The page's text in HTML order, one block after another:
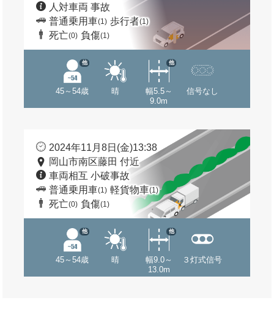
人対車両 事故
普通乗用車(1) 歩行者(1)
死亡(0) 負傷(1)
45～54歳
他
晴
幅5.5～
9.0m
他
信号なし
2024年11月8日(金)13:38
岡山市南区藤田 付近
車両相互 小破事故
普通乗用車(1) 軽貨物車(1)
死亡(0) 負傷(1)
45～54歳
他
晴
幅9.0～
13.0m
他
３灯式信号